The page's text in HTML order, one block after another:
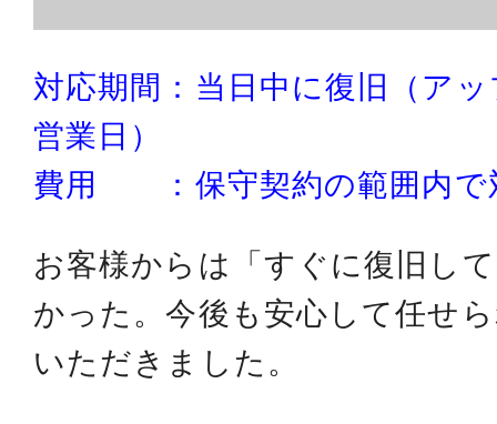
対応期間：当日中に復旧（ア
営業日）
費用 ：保守契約の範囲内で
お客様からは「すぐに復旧し
かった。今後も安心して任せ
いただきました。